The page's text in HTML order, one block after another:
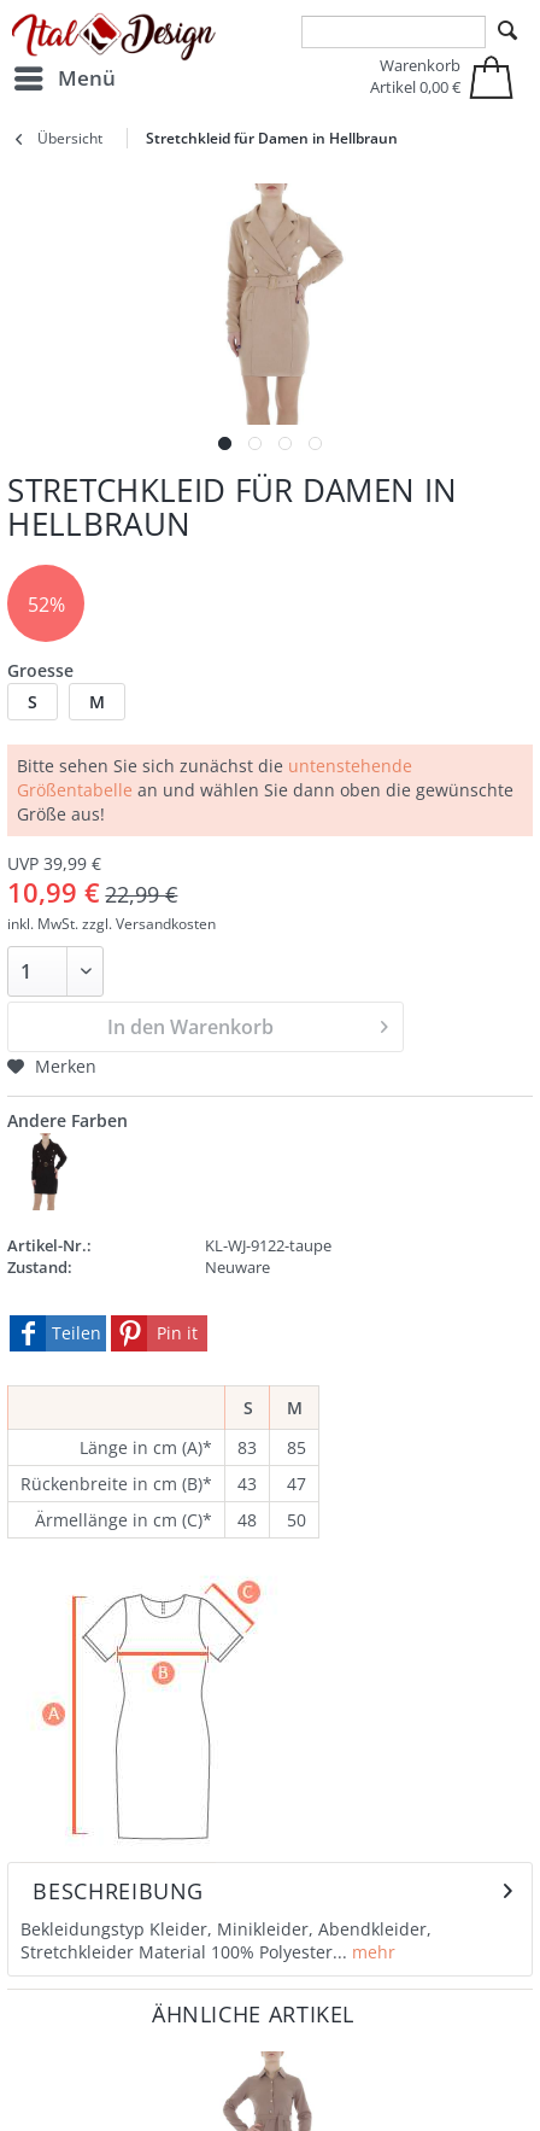
Zur Hauptnavigation springen Zum Hauptinhalt springen
Menü
Warenkorb
Artikel0,00 €
Übersicht Stretchkleid für Damen in Hellbraun
STRETCHKLEID FÜR DAMEN IN
HELLBRAUN
52%
Groesse
S
M
Bitte sehen Sie sich zunächst die untenstehende
Größentabelle an und wählen Sie dann oben die gewünschte
Größe aus!
UVP 39,99 €
10,99 € 22,99 €
inkl. MwSt.zzgl. Versandkosten
In den Warenkorb
Merken
Andere Farben
Artikel-Nr.:
KL-WJ-9122-taupe
Zustand:
Neuware
Teilen Pin it
S
M
Länge in cm (A)*
83
85
Rückenbreite in cm (B)*
43
47
Ärmellänge in cm (C)*
48 50
BESCHREIBUNG
Bekleidungstyp Kleider, Minikleider, Abendkleider,
Stretchkleider Material 100% Polyester... mehr
ÄHNLICHE ARTIKEL